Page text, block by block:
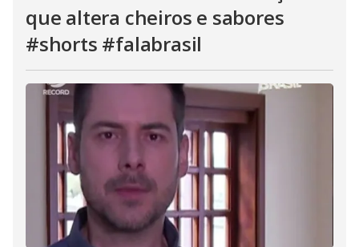
que altera cheiros e sabores
#shorts #falabrasil